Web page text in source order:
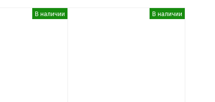
В наличии В наличии